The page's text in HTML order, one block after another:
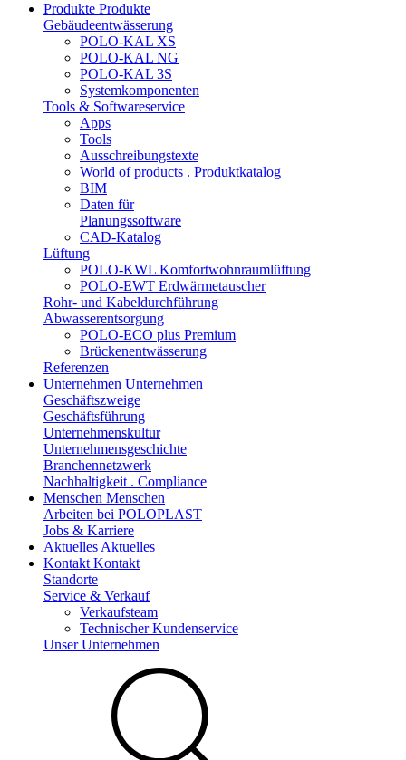
Produkte Produkte
Gebäudeentwässerung
POLO-KAL XS
POLO-KAL NG
POLO-KAL 3S
Systemkomponenten
Tools & Softwareservice
Apps
Tools
Ausschreibungstexte
World of products . Produktkatalog
BIM
Daten für
Planungssoftware
CAD-Katalog
Lüftung
POLO-KWL Komfortwohnraumlüftung
POLO-EWT Erdwärmetauscher
Rohr- und Kabeldurchführung
Abwasserentsorgung
POLO-ECO plus Premium
Brückenentwässerung
Referenzen
Unternehmen Unternehmen
Geschäftszweige
Geschäftsführung
Unternehmenskultur
Unternehmensgeschichte
Branchennetzwerk
Nachhaltigkeit . Compliance
Menschen Menschen
Arbeiten bei POLOPLAST
Jobs & Karriere
Aktuelles Aktuelles
Kontakt Kontakt
Standorte
Service & Verkauf
Verkaufsteam
Technischer Kundenservice
Unser Unternehmen